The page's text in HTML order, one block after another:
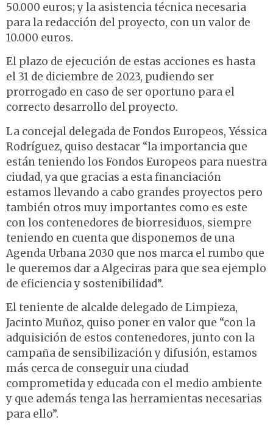
50.000 euros; y la asistencia técnica necesaria
para la redacción del proyecto, con un valor de
10.000 euros.
El plazo de ejecución de estas acciones es hasta
el 31 de diciembre de 2023, pudiendo ser
prorrogado en caso de ser oportuno para el
correcto desarrollo del proyecto.
La concejal delegada de Fondos Europeos, Yéssica
Rodríguez, quiso destacar “la importancia que
están teniendo los Fondos Europeos para nuestra
ciudad, ya que gracias a esta financiación
estamos llevando a cabo grandes proyectos pero
también otros muy importantes como es este
con los contenedores de biorresiduos, siempre
teniendo en cuenta que disponemos de una
Agenda Urbana 2030 que nos marca el rumbo que
le queremos dar a Algeciras para que sea ejemplo
de eficiencia y sostenibilidad”.
El teniente de alcalde delegado de Limpieza,
Jacinto Muñoz, quiso poner en valor que “con la
adquisición de estos contenedores, junto con la
campaña de sensibilización y difusión, estamos
más cerca de conseguir una ciudad
comprometida y educada con el medio ambiente
y que además tenga las herramientas necesarias
para ello”.